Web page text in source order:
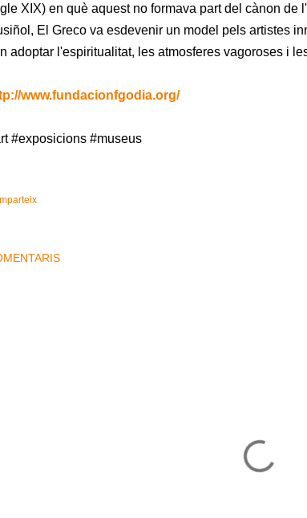
XIX) en què aquest no formava part del cànon de
El Greco va esdevenir un model pels artistes
adoptar l'espiritualitat, les atmosferes vagoroses i
www.fundacionfgodia.org/
#exposicions #museus